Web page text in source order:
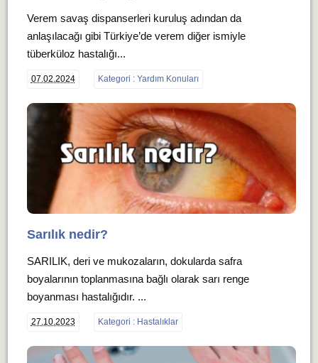
Verem savaş dispanserleri kuruluş adından da
anlaşılacağı gibi Türkiye’de verem diğer ismiyle
tüberküloz hastalığı...
07.02.2024 Kategori : Yardım Konuları
Sarılık nedir?
SARILIK, deri ve mukozaların, dokularda safra
boyalarının toplanmasına bağlı olarak sarı renge
boyanması hastalığıdır. ...
27.10.2023 Kategori : Hastalıklar